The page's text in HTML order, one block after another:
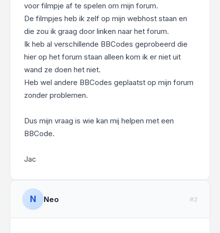
voor filmpje af te spelen om mijn forum.
De filmpjes heb ik zelf op mijn webhost staan en
die zou ik graag door linken naar het forum.
Ik heb al verschillende BBCodes geprobeerd die
hier op het forum staan alleen kom ik er niet uit
wand ze doen het niet.
Heb wel andere BBCodes geplaatst op mijn forum
zonder problemen.
Dus mijn vraag is wie kan mij helpen met een
BBCode.
Jac
N Neo #2